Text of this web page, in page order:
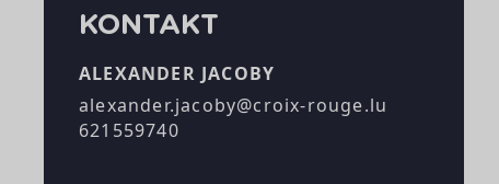
KONTAKT
ALEXANDER JACOBY
alexander.jacoby@croix-rouge.lu
621559740